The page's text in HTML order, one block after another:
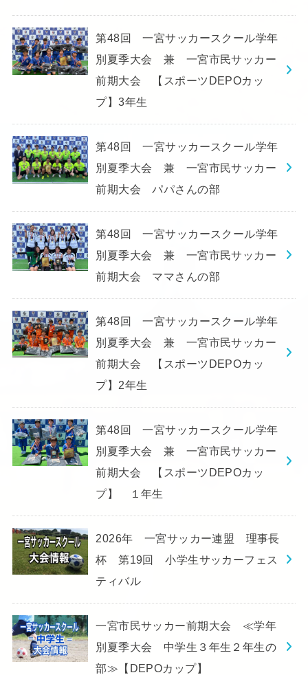
第48回 一宮サッカースクール学年
別夏季大会 兼 一宮市民サッカー
前期大会 【スポーツDEPOカッ
プ】3年生
第48回 一宮サッカースクール学年
別夏季大会 兼 一宮市民サッカー
前期大会 パパさんの部
第48回 一宮サッカースクール学年
別夏季大会 兼 一宮市民サッカー
前期大会 ママさんの部
第48回 一宮サッカースクール学年
別夏季大会 兼 一宮市民サッカー
前期大会 【スポーツDEPOカッ
プ】2年生
第48回 一宮サッカースクール学年
別夏季大会 兼 一宮市民サッカー
前期大会 【スポーツDEPOカッ
プ】 １年生
2026年 一宮サッカー連盟 理事長
杯 第19回 小学生サッカーフェス
ティバル
一宮市民サッカー前期大会 ≪学年
別夏季大会 中学生３年生２年生の
部≫【DEPOカップ】